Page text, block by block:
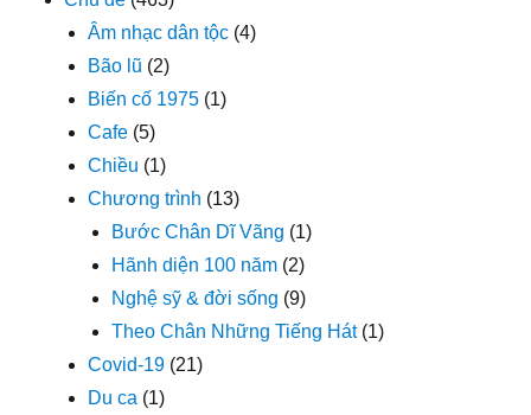
Âm nhạc dân tộc (4)
Bão lũ (2)
Biến cố 1975 (1)
Cafe (5)
Chiều (1)
Chương trình (13)
Bước Chân Dĩ Vãng (1)
Hãnh diện 100 năm (2)
Nghệ sỹ & đời sống (9)
Theo Chân Những Tiếng Hát(1)
Covid-19 (21)
Du ca (1)